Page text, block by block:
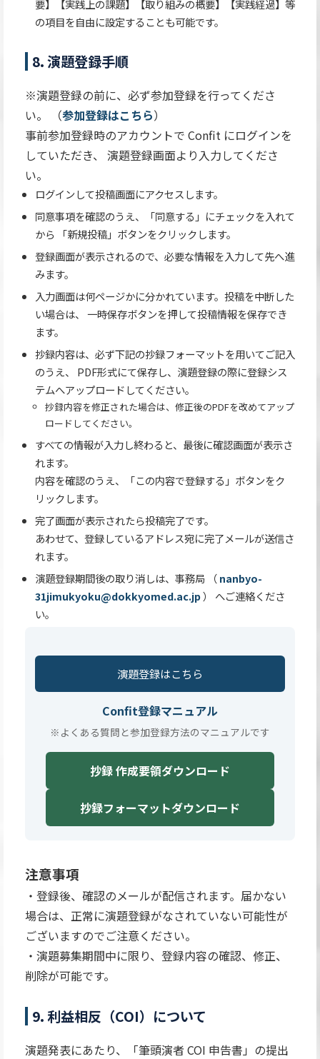
要】【実践上の課題】【取り組みの概要】【実践経過】等
の項目を自由に設定することも可能です。
8. 演題登録手順
※演題登録の前に、必ず参加登録を行ってくださ
い。 （参加登録はこちら）
事前参加登録時のアカウントで Confit にログインを
していただき、 演題登録画面より入力してくださ
い。
ログインして投稿画面にアクセスします。
同意事項を確認のうえ、「同意する」にチェックを入れて
から 「新規投稿」ボタンをクリックします。
登録画面が表示されるので、必要な情報を入力して先へ進
みます。
入力画面は何ページかに分かれています。投稿を中断した
い場合は、 一時保存ボタンを押して投稿情報を保存でき
ます。
抄録内容は、必ず下記の抄録フォーマットを用いてご記入
のうえ、 PDF形式にて保存し、演題登録の際に登録シス
テムへアップロードしてください。
抄録内容を修正された場合は、修正後のPDFを改めてアップ
ロードしてください。
すべての情報が入力し終わると、最後に確認画面が表示さ
れます。
内容を確認のうえ、「この内容で登録する」ボタンをク
リックします。
完了画面が表示されたら投稿完了です。
あわせて、登録しているアドレス宛に完了メールが送信さ
れます。
演題登録期間後の取り消しは、事務局 （nanbyo-
31jimukyoku@dokkyomed.ac.jp） へご連絡くださ
い。
演題登録はこちら
Confit登録マニュアル
※よくある質問と参加登録方法のマニュアルです
抄録 作成要領ダウンロード
抄録フォーマットダウンロード
注意事項
・登録後、確認のメールが配信されます。届かない
場合は、正常に演題登録がなされていない可能性が
ございますのでご注意ください。
・演題募集期間中に限り、登録内容の確認、修正、
削除が可能です。
9. 利益相反（COI）について
演題発表にあたり、「筆頭演者 COI 申告書」の提出